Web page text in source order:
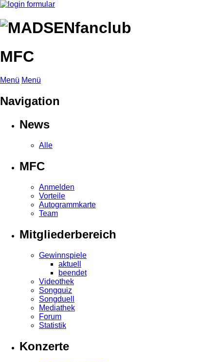
MFC
Menü Menü
Navigation
News
Alle
MFC
Anmelden
Vorteile
Autogrammkarte
Team
Mitgliederbereich
Gewinnspiele
aktuell
beendet
Videothek
Songquiz
Songduell
Mediathek
Forum
Statistik
Konzerte